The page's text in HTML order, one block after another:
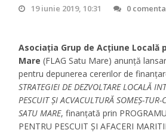
19 iunie 2019, 10:31 0
Asociația Grup de Acțiune Locală
Mare (FLAG Satu Mare) anunță
pentru depunerea cererilor de
STRATEGIEI DE DEZVOLTARE LOCALĂ
PESCUIT ȘI ACVACULTURĂ SOMEȘ-TUR-
SATU MARE, finanțată prin
PENTRU PESCUIT ȘI AFACERI